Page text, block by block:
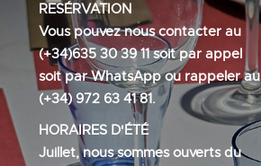
RESÉRVATION
Vous pouvez nous contacter au
(+34)635 30 39 11 soit par appel
soit par WhatsApp ou rappeler au
(+34) 972 63 41 81.
HORAIRES D'ÉTÉ
Juillet, nous sommes ouverts du